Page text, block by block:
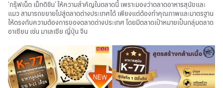
‘กรุ๊ฟเน็ต เม็ทดิชิน’ ให้ความสำคัญในตลาดนี้ เพราะมองว่าตลาดอาหารสุนัขและ
แมว สามารถขยายไปสู่ตลาดต่างประเทศได้ เพียงแต่ต้องทำคุณภาพและมาตรฐาน
ให้ตรงกับความต้องการของตลาดต่างประเทศ โดยมีตลาดเป้าหมายเป็นกลุ่มตลาด
อาเซียน เช่น มาเลเซีย ญี่ปุ่น จีน